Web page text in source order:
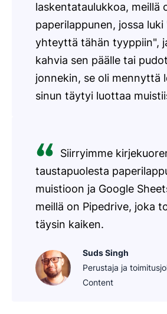
laskentataulukkoa, meillä
paperilappunen, jossa luki
yhteyttä tähän tyyppiin",
kahvia sen päälle tai
jonnekin, se oli mennyttä
sinun täytyi luottaa
Siirryimme
taustapuolesta
muistioon ja Google
meillä on Pipedrive, joka
täysin kaiken.
Suds Singh
Perustaja ja
Content